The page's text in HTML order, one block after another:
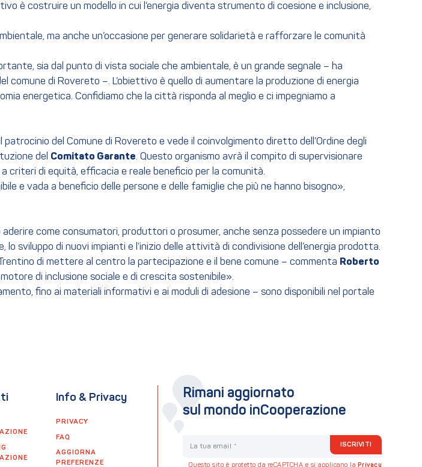
è costruire un modello in cui l’energia diventa strumento di coesione e inclusione,
ma anche un’occasione per generare solidarietà e rafforzare le comunità
sia dal punto di vista sociale che ambientale, è un grande segnale – ha
comune di Rovereto –. L’obiettivo è quello di aumentare la produzione di energia
energetica. Confidiamo che la città risponda al meglio e ci impegniamo a
del Comune di Rovereto e vede il coinvolgimento diretto dell’Ordine degli
del Comitato Garante. Questo organismo avrà il compito di supervisionare
criteri di equità, efficacia e reale beneficio per la comunità.
e vada a beneficio delle persone e delle famiglie che più ne hanno bisogno»,
come consumatori, produttori o prosumer, anche senza possedere un impianto
sviluppo di nuovi impianti e l’inizio delle attività di condivisione dell’energia prodotta.
di mettere al centro la partecipazione e il bene comune – commenta Roberto
di inclusione sociale e di crescita sostenibile».
fino ai materiali informativi e ai moduli di adesione – sono disponibili nel portale
Info & Privacy
PRIVACY
FAQ
AGGIORNA
PREFERENZE
Rimani aggiornato
sul mondo inCooperazione
ISCRIVITI
Questo sito è protetto da reCAPTCHA e si applicano la Privacy